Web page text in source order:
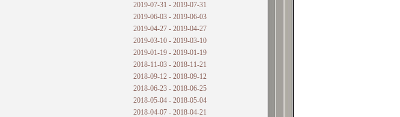
2019-07-31 - 2019-07-31
2019-06-03 - 2019-06-03
2019-04-27 - 2019-04-27
2019-03-10 - 2019-03-10
2019-01-19 - 2019-01-19
2018-11-03 - 2018-11-21
2018-09-12 - 2018-09-12
2018-06-23 - 2018-06-25
2018-05-04 - 2018-05-04
2018-04-07 - 2018-04-21